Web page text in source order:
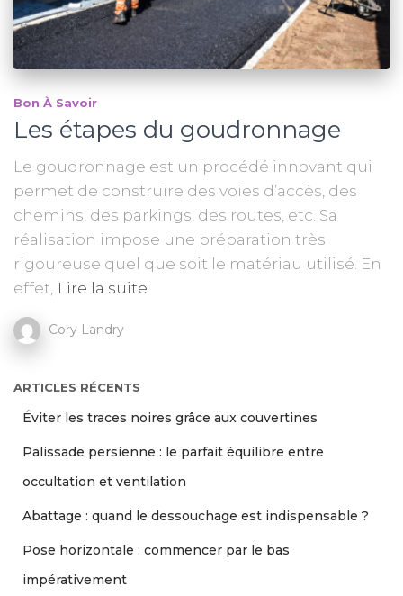
Bon À Savoir
Les étapes du goudronnage
Le goudronnage est un procédé innovant qui
permet de construire des voies d’accès, des
chemins, des parkings, des routes, etc. Sa
réalisation impose une préparation très
rigoureuse quel que soit le matériau utilisé. En
effet, Lire la suite
Cory Landry
ARTICLES RÉCENTS
Éviter les traces noires grâce aux couvertines
Palissade persienne : le parfait équilibre entre
occultation et ventilation
Abattage : quand le dessouchage est indispensable ?
Pose horizontale : commencer par le bas
impérativement